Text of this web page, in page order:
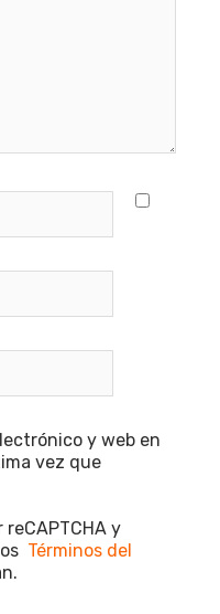
y web en
vez que
y
Términos del